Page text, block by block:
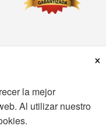
×
la mejor
Al utilizar nuestro
Política de privacidad